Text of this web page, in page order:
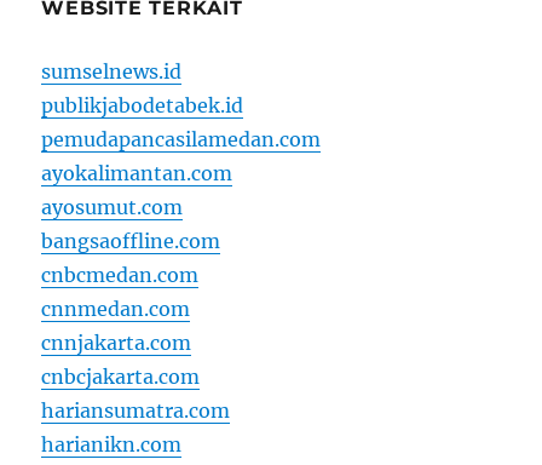
WEBSITE TERKAIT
sumselnews.id
publikjabodetabek.id
pemudapancasilamedan.com
ayokalimantan.com
ayosumut.com
bangsaoffline.com
cnbcmedan.com
cnnmedan.com
cnnjakarta.com
cnbcjakarta.com
hariansumatra.com
harianikn.com